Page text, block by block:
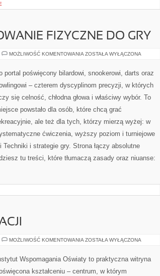
FIZYCZNE DO GRY
MOŻLIWOŚĆ KOMENTOWANIA FITNESS
FIZYCZNE
DO
ZOSTAŁA WYŁĄCZONA
portal poświęcony bilardowi, snookerowi, darts oraz
– czterem dyscyplinom precyzji, w których
się celność, chłodna głowa i właściwy wybór. To
powstało dla osób, które chcą grać
ale też dla tych, którzy mierzą wyżej: w
ćwiczenia, wyższy poziom i turniejowe
i strategie gry. Strona łączy absolutne
tu treści, które tłumaczą zasady oraz niuanse:
MOŻLIWOŚĆ KOMENTOWANIA PROBLEMY
ZOSTAŁA WYŁĄCZONA
Wspomagania Oświaty to praktyczna witryna
kształceniu – centrum, w którym